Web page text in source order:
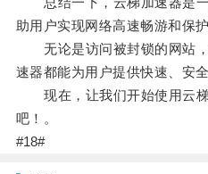
助用户实现网络高速畅游和保
无论是访问被封锁的网站，
速器都能为用户提供快速、安
现在，让我们开始使用云梯
吧！。
#18#